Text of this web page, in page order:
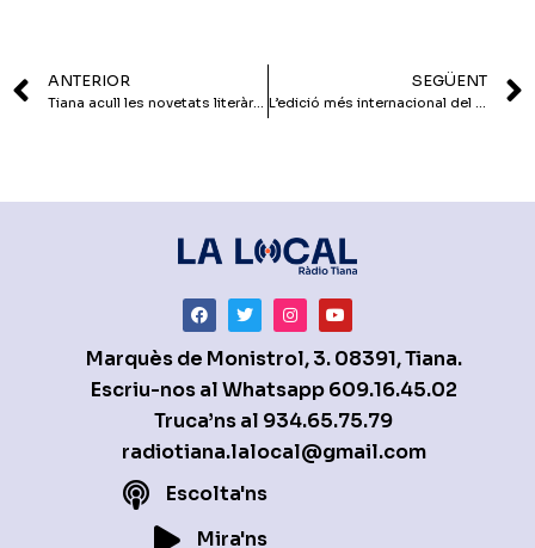
ANTERIOR
Tiana acull les novetats literàries més negres de l’any
SEGÜENT
L’edició més internacional del Tiana Negra tanca amb rècord d’assistència
Marquès de Monistrol, 3. 08391, Tiana.
Escriu-nos al Whatsapp609.16.45.02
Truca’ns al 934.65.75.79
radiotiana.lalocal@gmail.com
Escolta'ns
Mira'ns